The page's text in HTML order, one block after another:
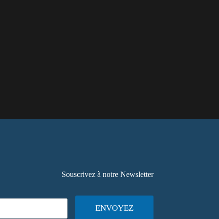
Souscrivez à notre Newsletter
ENVOYEZ